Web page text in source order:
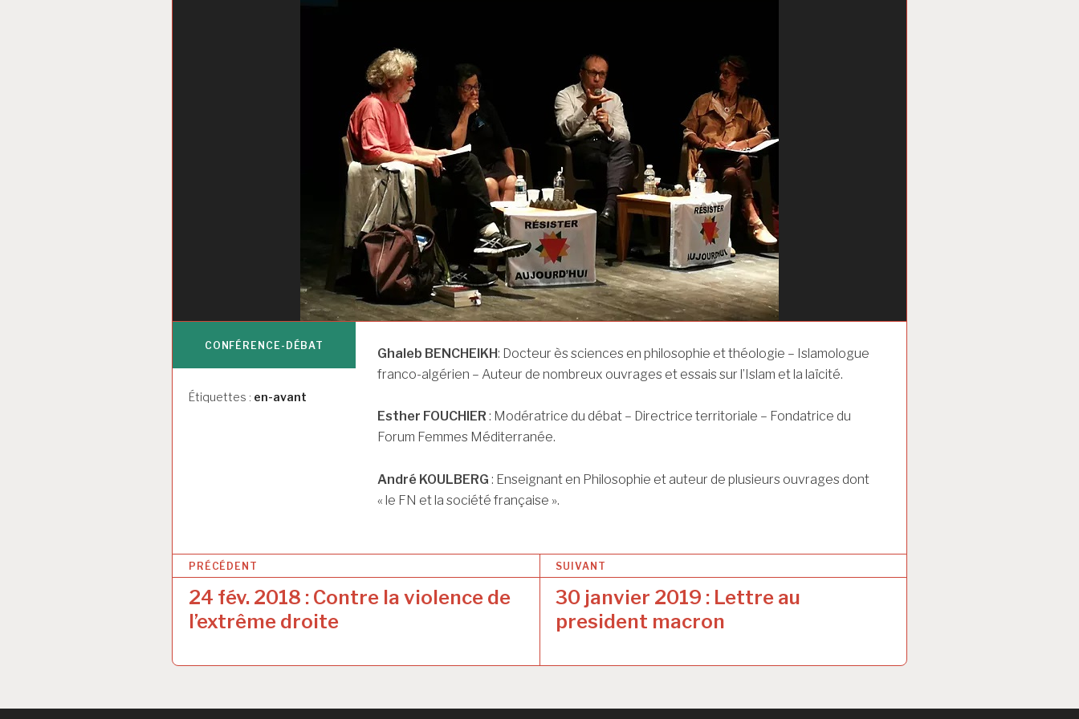
Ghaleb BENCHEIKH: Docteur ès sciences en philosophie et théologie – Islamologue
franco-algérien – Auteur de nombreux ouvrages et essais sur l’Islam et la laïcité.
Esther FOUCHIER : Modératrice du débat – Directrice territoriale – Fondatrice du
Forum Femmes Méditerranée.
André KOULBERG : Enseignant en Philosophie et auteur de plusieurs ouvrages dont
« le FN et la société française ».
CONFÉRENCE-DÉBAT
Étiquettes : en-avant
N
g
PRÉCÉDENT
24 fév. 2018 : Contre la violence de
l’extrême droite
SUIVANT
30 janvier 2019 : Lettre au
president macron